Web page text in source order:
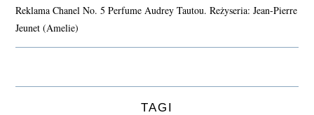
Reklama Chanel No. 5 Perfume Audrey Tautou. Reżyseria: Jean-Pierre
Jeunet (Amelie)
TAGI